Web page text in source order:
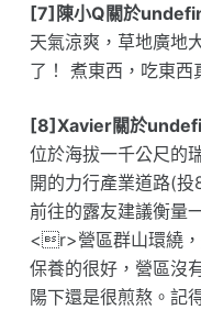
[7]陳小Q關於
天氣涼爽，草地廣地
了！ 煮東西，吃東
[8]Xavier關於
位於海拔一千公尺的
開的力行產業道路(
前往的露友建議衡量
<r>營區群山環繞
保養的很好，營區沒
陽下還是很煎熬。記